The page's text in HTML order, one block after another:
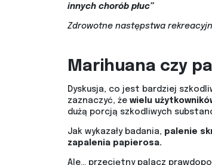
innych chorób płuc”
Zdrowotne następstwa
Marihuana czy
Dyskusja, co jest bardziej
zaznaczyć, żewielu
dużą porcją szkodliwych
Jak wykazały badania, palenie
zapalenia papierosa.
Ale… przeciętny palacz